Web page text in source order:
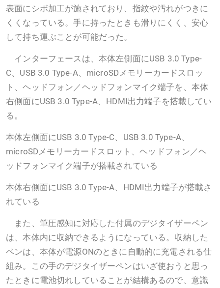
表面にシボ加工が施されており、指紋や汚れがつきに
くくなっている。手に持ったときも滑りにくく、安心
して持ち運ぶことが可能だった。
インターフェースは、本体左側面にUSB 3.0 Type-
C、USB 3.0 Type-A、microSDメモリーカードスロッ
ト、ヘッドフォン／ヘッドフォンマイク端子を、本体
右側面にUSB 3.0 Type-A、HDMI出力端子を搭載してい
る。
本体左側面にUSB 3.0 Type-C、USB 3.0 Type-A、
microSDメモリーカードスロット、ヘッドフォン／ヘ
ッドフォンマイク端子が搭載されている
本体右側面にUSB 3.0 Type-A、HDMI出力端子が搭載さ
れている
また、筆圧感知に対応した付属のデジタイザーペン
は、本体内に収納できるようになっている。収納した
ペンは、本体が電源ONのときに自動的に充電される仕
組み。この手のデジタイザーペンはいざ使おうと思っ
たときに電池切れしていることが結構あるので、意識